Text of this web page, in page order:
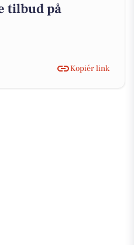
tilbud på
Kopiér link